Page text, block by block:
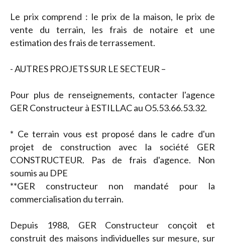
Le prix comprend : le prix de la maison, le prix de
vente du terrain, les frais de notaire et une
estimation des frais de terrassement.
- AUTRES PROJETS SUR LE SECTEUR –
Pour plus de renseignements, contacter l'agence
GER Constructeur à ESTILLAC au O5.53.66.53.32.
* Ce terrain vous est proposé dans le cadre d'un
projet de construction avec la société GER
CONSTRUCTEUR. Pas de frais d'agence. Non
soumis au DPE
**GER constructeur non mandaté pour la
commercialisation du terrain.
Depuis 1988, GER Constructeur conçoit et
construit des maisons individuelles sur mesure, sur